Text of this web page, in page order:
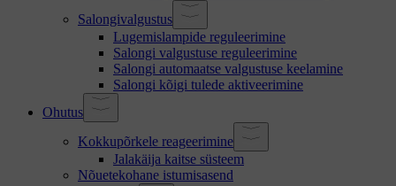
Salongivalgustus
Lugemislampide reguleerimine
Salongi valgustuse reguleerimine
Salongi automaatse valgustuse keelamine
Salongi kõigi tulede aktiveerimine
Ohutus
Kokkupõrkele reageerimine
Jalakäija kaitse süsteem
Nõuetekohane istumisasend